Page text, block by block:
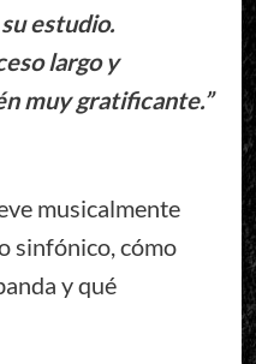
estudio.
largo y
muy gratificante.”
musicalmente
sinfónico, cómo
y qué